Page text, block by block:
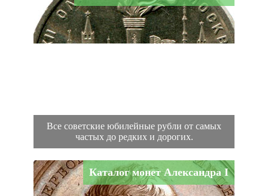
Все советские юбилейные рубли от самых
частых до редких и дорогих.
Каталог монет Александра I